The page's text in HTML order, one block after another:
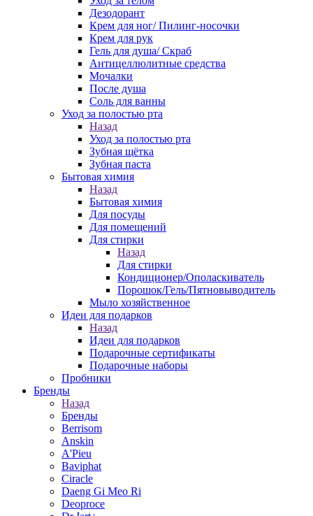
Дезодорант
Крем для ног/ Пилинг-носочки
Крем для рук
Гель для душа/ Скраб
Антицеллюлитные средства
Мочалки
После душа
Соль для ванны
Уход за полостью рта
Назад
Уход за полостью рта
Зубная щётка
Зубная паста
Бытовая химия
Назад
Бытовая химия
Для посуды
Для помещений
Для стирки
Назад
Для стирки
Кондиционер/Ополаскиватель
Порошок/Гель/Пятновыводитель
Мыло хозяйственное
Идеи для подарков
Назад
Идеи для подарков
Подарочные сертификаты
Подарочные наборы
Пробники
Бренды
Назад
Бренды
Berrisom
Anskin
A'Pieu
Baviphat
Ciracle
Daeng Gi Meo Ri
Deoproce